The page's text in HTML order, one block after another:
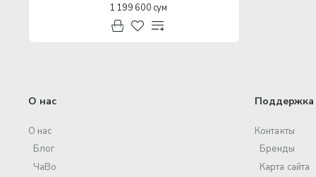
1 199 600 сум
О нас
О нас
Блог
ЧаВо
Поддержка
Контакты
Бренды
Карта сайта